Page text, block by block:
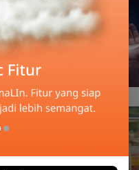
Sedekah Terbaik Di Bulan Safar